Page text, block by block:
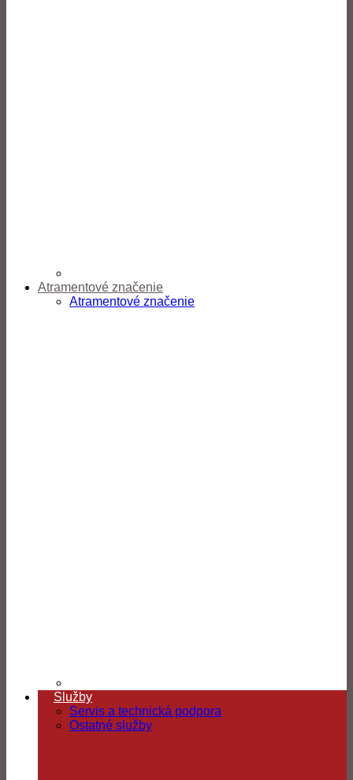
Atramentové značenie
Atramentové značenie
Služby
Servis a technická podpora
Ostatné služby